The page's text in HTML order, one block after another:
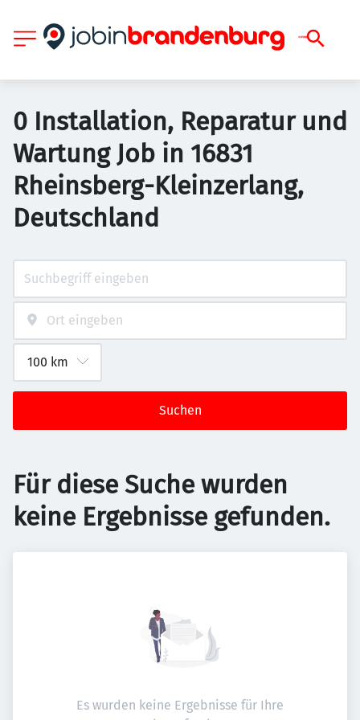
0 Installation, Reparatur und
Wartung Job in 16831
Rheinsberg-Kleinzerlang,
Deutschland
Suchen
Für diese Suche wurden
keine Ergebnisse gefunden.
Es wurden keine Ergebnisse für Ihre